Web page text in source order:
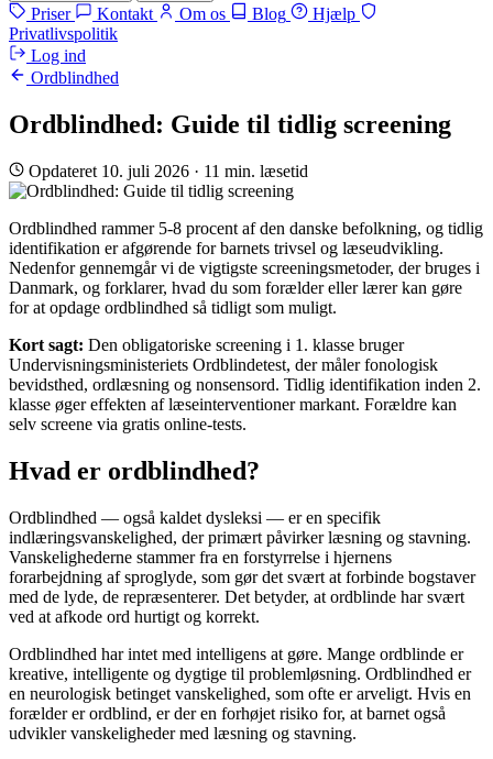
Priser Kontakt Om os Blog
Hjælp
Privatlivspolitik
Log ind
Ordblindhed
Ordblindhed: Guide til tidlig screening
Opdateret 10. juli 2026 · 11 min. læsetid
Ordblindhed rammer 5-8 procent af den danske befolkning, og tidlig
identifikation er afgørende for barnets trivsel og læseudvikling.
Nedenfor gennemgår vi de vigtigste screeningsmetoder, der bruges i
Danmark, og forklarer, hvad du som forælder eller lærer kan gøre
for at opdage ordblindhed så tidligt som muligt.
Kort sagt: Den obligatoriske screening i 1. klasse bruger
Undervisningsministeriets Ordblindetest, der måler fonologisk
bevidsthed, ordlæsning og nonsensord. Tidlig identifikation inden 2.
klasse øger effekten af læseinterventioner markant. Forældre kan
selv screene via gratis online-tests.
Hvad er ordblindhed?
Ordblindhed — også kaldet dysleksi — er en specifik
indlæringsvanskelighed, der primært påvirker læsning og stavning.
Vanskelighederne stammer fra en forstyrrelse i hjernens
forarbejdning af sproglyde, som gør det svært at forbinde bogstaver
med de lyde, de repræsenterer. Det betyder, at ordblinde har svært
ved at afkode ord hurtigt og korrekt.
Ordblindhed har intet med intelligens at gøre. Mange ordblinde er
kreative, intelligente og dygtige til problemløsning. Ordblindhed er
en neurologisk betinget vanskelighed, som ofte er arveligt. Hvis en
forælder er ordblind, er der en forhøjet risiko for, at barnet også
udvikler vanskeligheder med læsning og stavning.